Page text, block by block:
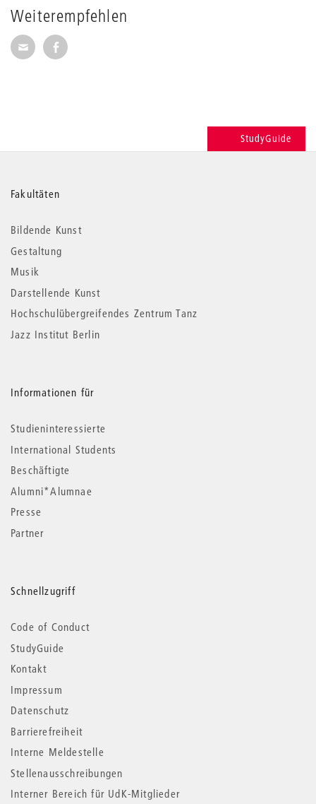
Weiterempfehlen
Seite per E-Mail weiterempfehlen
Seite auf Facebook weiterempfehlen
StudyGuide
Weitere
Informationen
Fakultäten
Bildende Kunst
Gestaltung
Musik
Darstellende Kunst
Hochschulübergreifendes Zentrum Tanz
Jazz Institut Berlin
Informationen für
Studieninteressierte
International Students
Beschäftigte
Alumni*Alumnae
Presse
Partner
Schnellzugriff
Code of Conduct
StudyGuide
Kontakt
Impressum
Datenschutz
Barrierefreiheit
Interne Meldestelle
Stellenausschreibungen
Interner Bereich für UdK-Mitglieder